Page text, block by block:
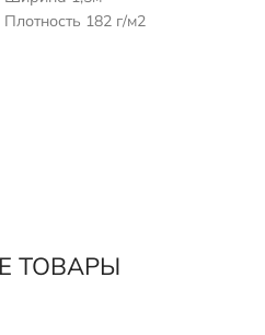
Плотность 182 г/м2
ТОВАРЫ